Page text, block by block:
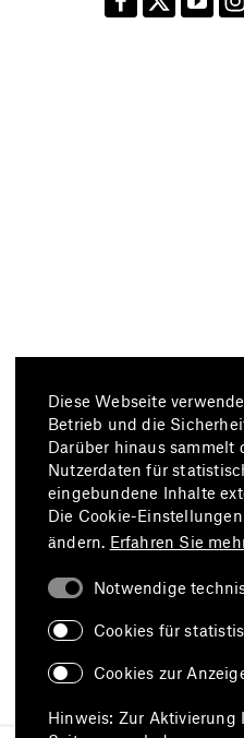
Diese Webseite
Betrieb und die
Darüber hinaus sammelt
Nutzerdaten für
eingebundene Inhalte
Die Cookie-
ändern. Erfahren Sie
Notwendige
Cookies für
Cookies zur
Hinweis: Zur Aktivierung